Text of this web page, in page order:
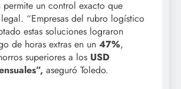
un control exacto que
“Empresas del rubro logístico
estas soluciones lograron
de horas extras en un 47%,
superiores a los USD
aseguró Toledo.